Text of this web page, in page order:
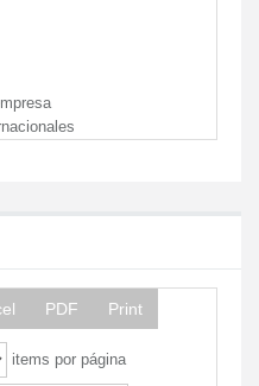
PDF Print
items por página